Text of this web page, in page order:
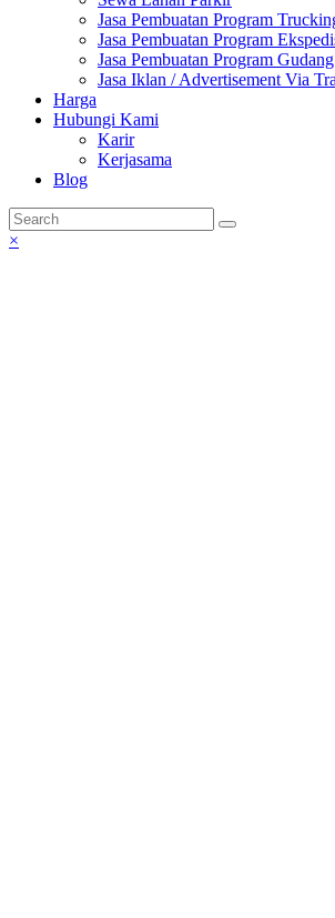
Jasa Pembuatan Program
Jasa Pembuatan Program
Jasa Pembuatan Program Gudang
Jasa Iklan / Advertisement Via
Harga
Hubungi Kami
Karir
Kerjasama
Blog
×